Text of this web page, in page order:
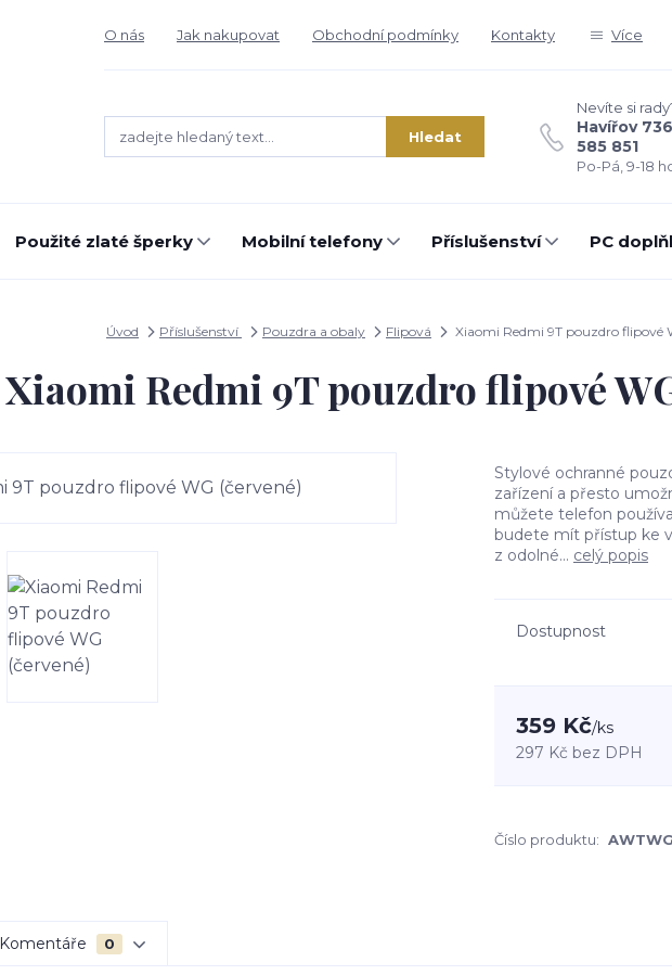
O nás Jak nakupovat Obchodní podmínky Kontakty Více
Hledat
Nevíte si
Havířov
585 851
Po-Pá, 9-18
Použité zlaté šperky Mobilní telefony Příslušenství PC
Úvod Příslušenství Pouzdra a obaly Flipová Xiaomi Redmi 9T pouzdro flipové
Xiaomi Redmi 9T pouzdro flipové
Stylové ochranné
zařízení a přesto
můžete telefon
budete mít přístup ke
z odolné... celý popis
Dostupnost
359 Kč/ks
297 Kč bez DPH
Číslo produktu:
Komentáře 0